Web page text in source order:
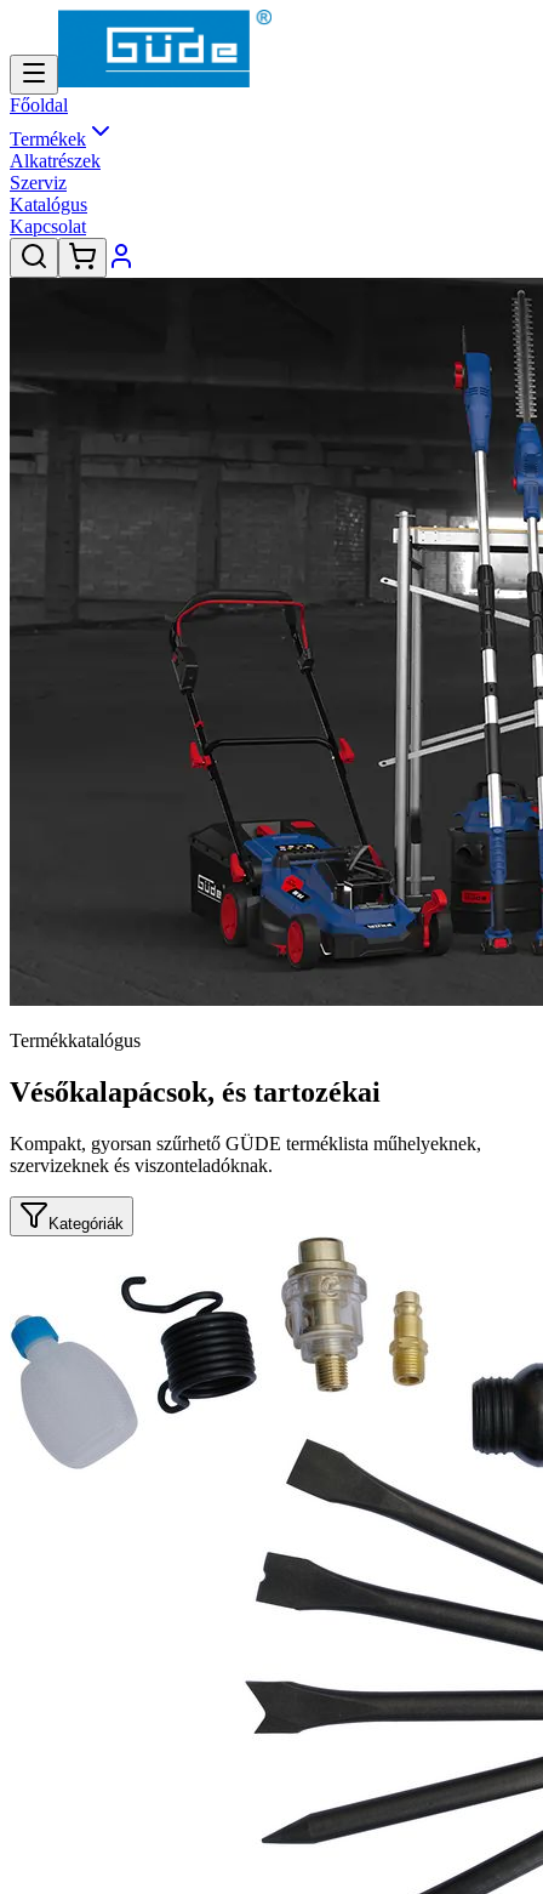
Főoldal
Termékek
Alkatrészek
Szerviz
Katalógus
Kapcsolat
Termékkatalógus
Vésőkalapácsok, és tartozékai
Kompakt, gyorsan szűrhető GÜDE terméklista műhelyeknek,
szervizeknek és viszonteladóknak.
Kategóriák